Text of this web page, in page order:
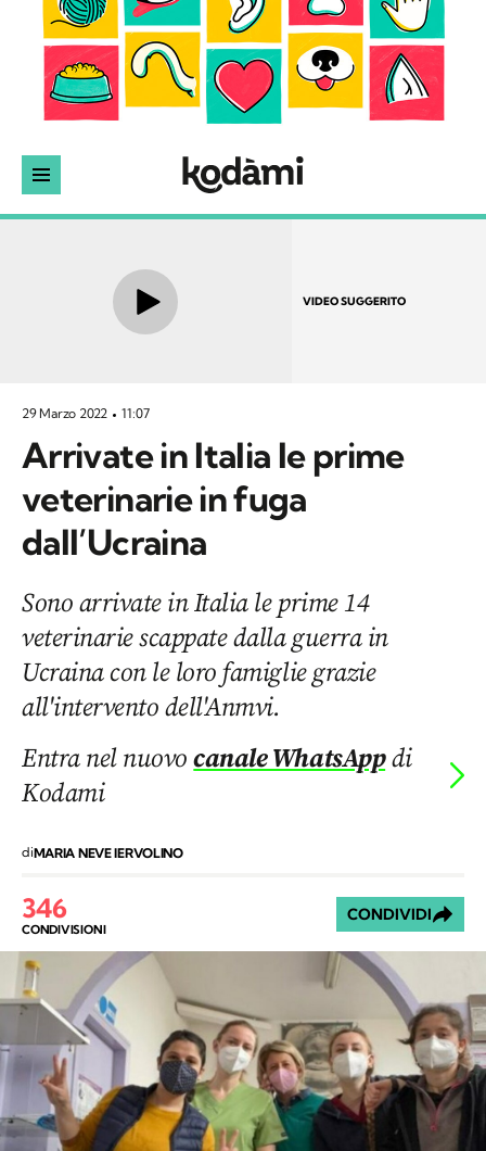
VIDEO SUGGERITO
29 Marzo 2022 11:07
Arrivate in Italia le prime
veterinarie in fuga
dall’Ucraina
Sono arrivate in Italia le prime 14
veterinarie scappate dalla guerra in
Ucraina con le loro famiglie grazie
all'intervento dell'Anmvi.
Entra nel nuovocanale WhatsAppdi
Kodami
diMARIA NEVE IERVOLINO
346
CONDIVISIONI
CONDIVIDI